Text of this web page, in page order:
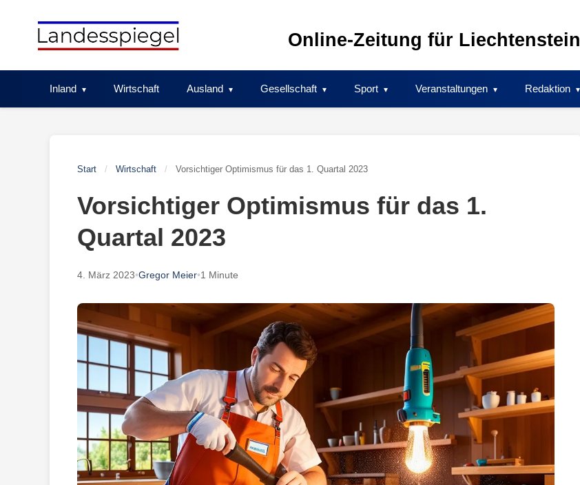
Online-Zeitung für Liechtenstein
Inland Wirtschaft Ausland Gesellschaft Sport Veranstaltungen Redaktion
Start / Wirtschaft / Vorsichtiger Optimismus für das 1. Quartal 2023
Vorsichtiger Optimismus für das 1.
Quartal 2023
4. März 2023•Gregor Meier•1 Minute